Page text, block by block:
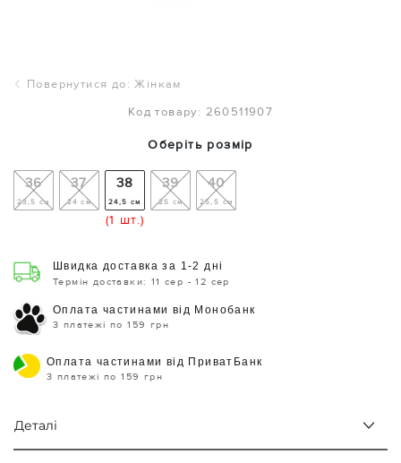
Повернутися до: Жінкам
Код товару: 260511907
Оберіть розмір
36
23,5 см
37
24 см
38
24,5 см
(1 шт.)
39
25 см
40
25,5 см
Швидка доставка за 1-2 дні
Термін доставки: 11 сер - 12 сер
Оплата частинами від Монобанк
3 платежі по 159 грн
Оплата частинами від ПриватБанк
3 платежі по 159 грн
Деталі